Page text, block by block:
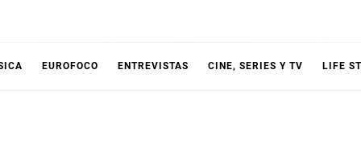
EUROFOCO ENTREVISTAS CINE, SERIES Y TV LIFE